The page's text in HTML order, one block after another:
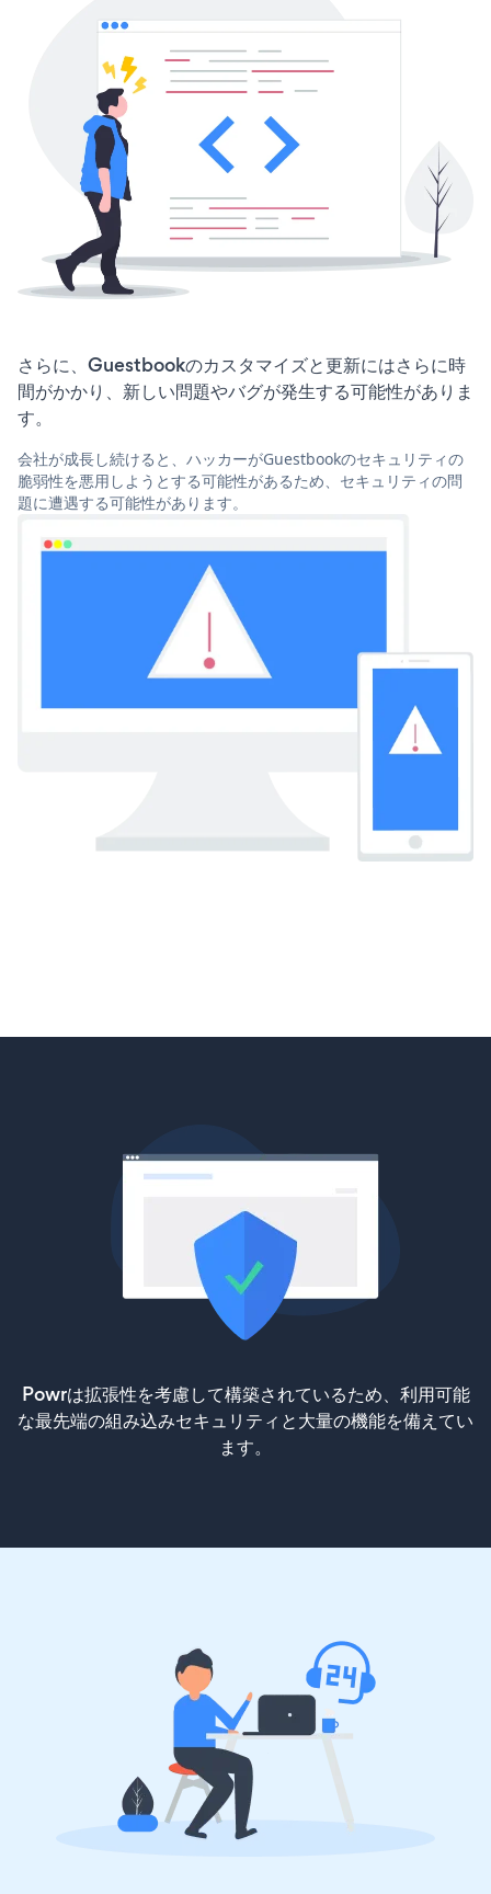
さらに、Guestbookのカスタマイズと更新にはさらに時
間がかかり、新しい問題やバグが発生する可能性がありま
す。
会社が成長し続けると、ハッカーがGuestbookのセキュリティの
脆弱性を悪用しようとする可能性があるため、セキュリティの問
題に遭遇する可能性があります。
Powrは拡張性を考慮して構築されているため、利用可能
な最先端の組み込みセキュリティと大量の機能を備えてい
ます。